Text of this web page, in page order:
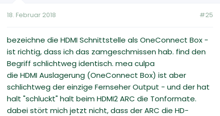
18. Februar 2018 #25
bezeichne die HDMI Schnittstelle als OneConnect Box -
ist richtig, dass ich das zamgeschmissen hab. find den
Begriff schlichtweg identisch. mea culpa
die HDMI Auslagerung (OneConnect Box) ist aber
schlichtweg der einzige Fernseher Output - und der hat
halt "schluckt" halt beim HDMI2 ARC die Tonformate.
dabei stört mich jetzt nicht, dass der ARC die HD-